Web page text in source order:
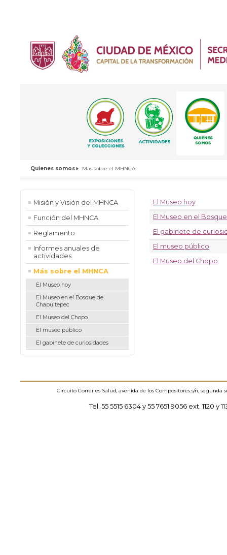
Quienes somos Más sobre el MHNCA
Misión y Visión del MHNCA
Función del MHNCA
Reglamento
Informes anuales de
actividades
Más sobre el MHNCA
El Museo hoy
El Museo en el Bosque de
Chapultepec
El Museo del Chopo
El museo público
El gabinete de curiosidades
El Museo hoy
El Museo en el
El gabinete de
El museo público
El Museo del Chopo
Circuito Correr es Salud, avenida de los Compositores s/n,
Tel. 55 5515 6304 y 55 7651 9056 ext. 1120